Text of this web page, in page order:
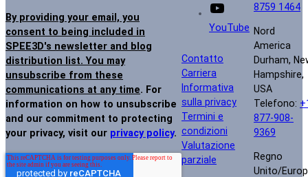
By providing your email, you
consent to being included in
SPEE3D's newsletter and blog
distribution list. You may
unsubscribe from these
communications at any time. For
information on how to unsubscribe
and our commitment to protecting
your privacy, visit our privacy policy.
YouTube
Contatto
Carriera
Informativa
sulla privacy
Termini e
condizioni
Valutazione
parziale
8759 1464
Nord
America
Durham,
Hampshire,
USA
Telefono:
877-908-
9369
Regno
Unito/